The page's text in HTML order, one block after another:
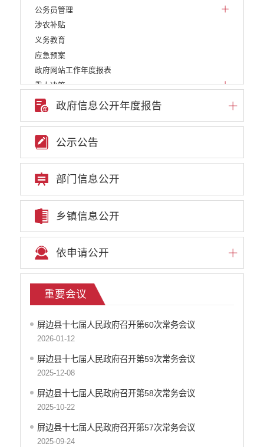
公务员管理
涉农补贴
义务教育
应急预案
政府网站工作年度报表
重大决策
重点领域信息公开
行政处罚和行政强制
建议提案办理答复
政府集中采购
政府信息公开年度报告
公示公告
部门信息公开
乡镇信息公开
依申请公开
重要会议
屏边县十七届人民政府召开第60次常务会议
2026-01-12
屏边县十七届人民政府召开第59次常务会议
2025-12-08
屏边县十七届人民政府召开第58次常务会议
2025-10-22
屏边县十七届人民政府召开第57次常务会议
2025-09-24